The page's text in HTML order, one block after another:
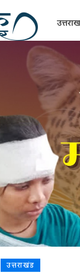
उत्तराखंड